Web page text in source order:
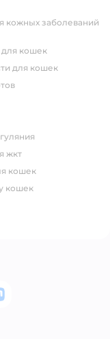
для кошек
для кошек
жкт
кошек
кошек